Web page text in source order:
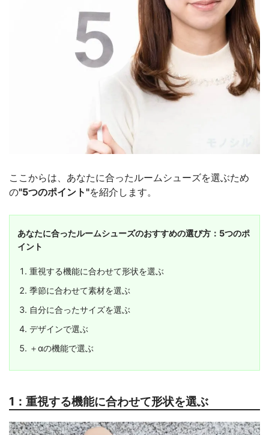
ここからは、あなたに合ったルームシューズを選ぶため
の"5つのポイント"を紹介します。
あなたに合ったルームシューズのおすすめの選び方：5つのポ
イント
重視する機能に合わせて形状を選ぶ
季節に合わせて素材を選ぶ
自分に合ったサイズを選ぶ
デザインで選ぶ
＋αの機能で選ぶ
1：重視する機能に合わせて形状を選ぶ